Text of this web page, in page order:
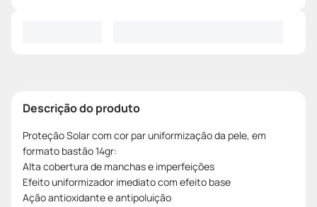
Descrição do produto
Proteção Solar com cor par uniformização da pele, em
formato bastão 14gr:
Alta cobertura de manchas e imperfeições
Efeito uniformizador imediato com efeito base
Ação antioxidante e antipoluição